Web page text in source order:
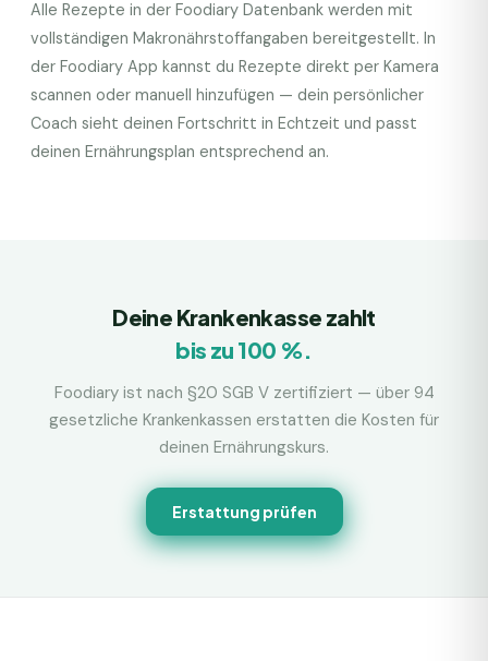
Alle Rezepte in der Foodiary Datenbank werden mit
vollständigen Makronährstoffangaben bereitgestellt. In
der Foodiary App kannst du Rezepte direkt per Kamera
scannen oder manuell hinzufügen — dein persönlicher
Coach sieht deinen Fortschritt in Echtzeit und passt
deinen Ernährungsplan entsprechend an.
Deine Krankenkasse zahlt
bis zu 100 %.
Foodiary ist nach §20 SGB V zertifiziert — über 94
gesetzliche Krankenkassen erstatten die Kosten für
deinen Ernährungskurs.
Erstattung prüfen